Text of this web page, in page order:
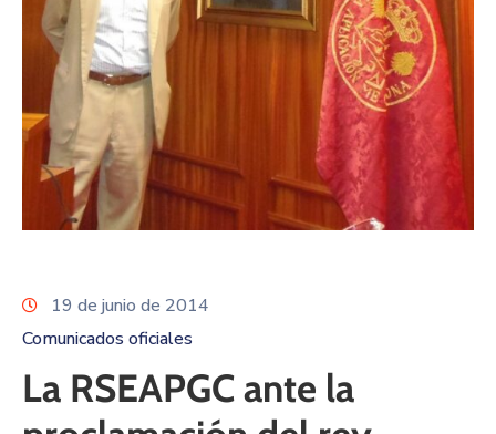
19 de junio de 2014
Comunicados oficiales
La RSEAPGC ante la